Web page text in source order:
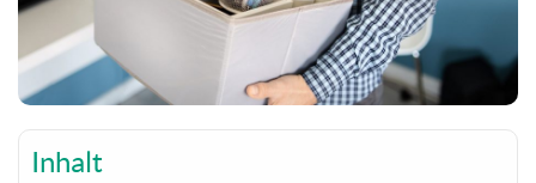
Inhalt